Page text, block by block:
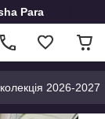
Para
2026-2027